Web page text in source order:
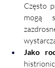
Często
mogą
Jako